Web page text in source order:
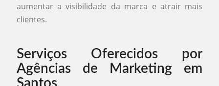
aumentar a visibilidade da marca e atrair mais
clientes.
Serviços Oferecidos por
Agências de Marketing em
Santos